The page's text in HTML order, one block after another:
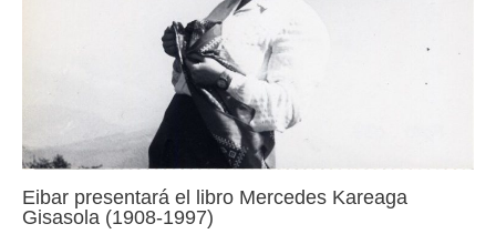
Eibar presentará el libro Mercedes Kareaga
Gisasola (1908-1997)